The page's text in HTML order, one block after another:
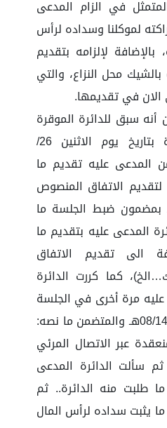
في الزام المدعى
لموكلنا وسداده لرأس
لإلزامه بتقديم
محل النزاع، والتي
في تقديمها.
سبق للدائرة الموقرة
في الجلسة المنعقدة بتاريخ يوم الاثنين 26/
من المدعى عليه تقديم ما
لتقديم الاتفاق المنصوص
بمضمون ضبط الجلسة ما
المدعى عليه بتقديم ما
الى تقديم الاتفاق
كما كررت الدائرة
مرة أخرى في الجلسة
المنعقدة بتاريخ 23/ 08/1442هـ والمتضمن ما نصه:
عبر الاتصال المرئي
سألت الدائرة المدعى
طلبت منه الدائرة.. ثم
يثبت سداده لرأس المال